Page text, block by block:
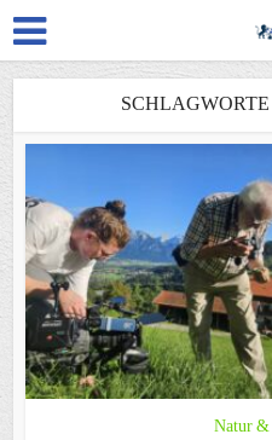
Natur